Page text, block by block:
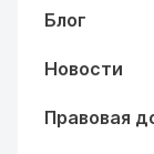
Блог
Новости
Правовая